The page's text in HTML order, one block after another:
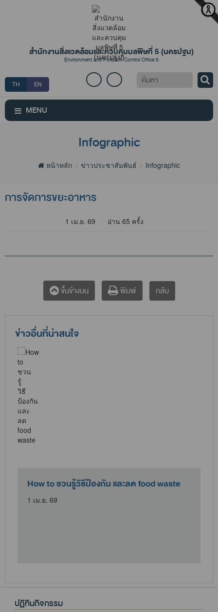
สำนักงานสิ่งแวดล้อมและควบคุมมลพิษที่ 5 (นครปฐม)
Environment and Pollution Control Office 5
TH EN
ค้นหา
MENU
Infographic
หน้าหลัก ข่าวประชาสัมพันธ์ Infographic
การจัดการขยะอาหาร
1 เม.ย. 69 อ่าน 65 ครั้ง
ขึ้นข้างบน พิมพ์ กลับ
ข่าวอื่นที่น่าสนใจ
How to ชวนรู้วิธีป้องกัน และลด food waste
1 เม.ย. 69
ปฏิทินกิจกรรม